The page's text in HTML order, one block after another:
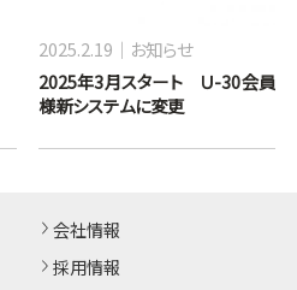
2025年3月スタート Ｕ-30会員
様新システムに変更
2025.2.19 お知らせ
会社情報
採用情報